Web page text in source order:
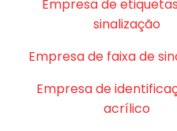
Empresa de
sinalização
Empresa de faixa de
Empresa de
acrílico